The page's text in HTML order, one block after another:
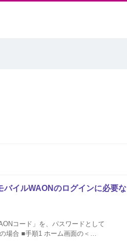
イルWAONのログインに必要な
コード」を、パスワードとして